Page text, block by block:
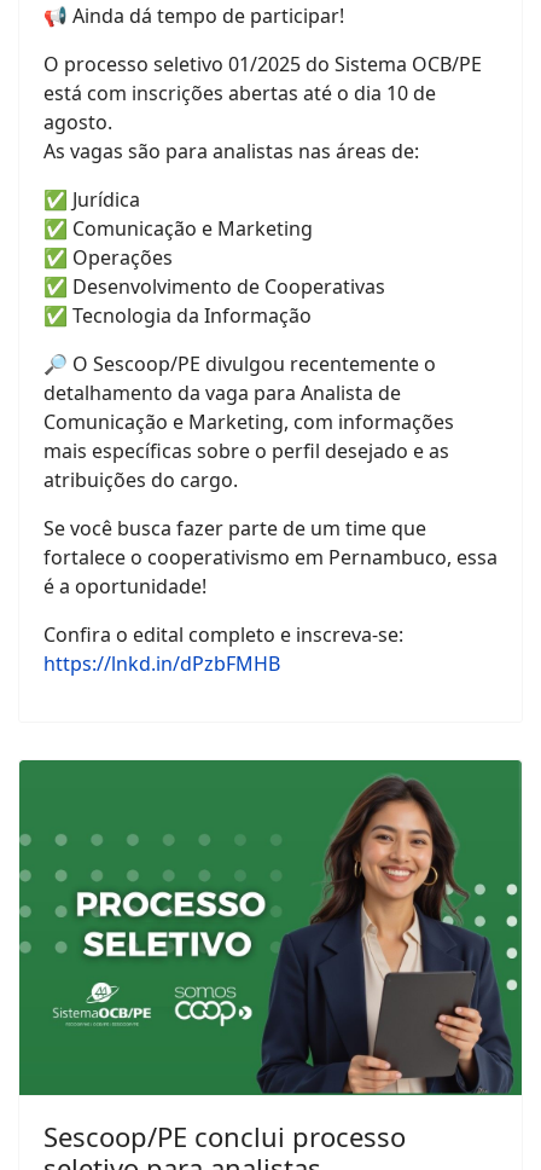
📢 Ainda dá tempo de participar!
O processo seletivo 01/2025 do Sistema OCB/PE
está com inscrições abertas até o dia 10 de
agosto.
As vagas são para analistas nas áreas de:
✅ Jurídica
✅ Comunicação e Marketing
✅ Operações
✅ Desenvolvimento de Cooperativas
✅ Tecnologia da Informação
🔎 O Sescoop/PE divulgou recentemente o
detalhamento da vaga para Analista de
Comunicação e Marketing, com informações
mais específicas sobre o perfil desejado e as
atribuições do cargo.
Se você busca fazer parte de um time que
fortalece o cooperativismo em Pernambuco, essa
é a oportunidade!
Confira o edital completo e inscreva-se:
https://lnkd.in/dPzbFMHB
Sescoop/PE conclui processo